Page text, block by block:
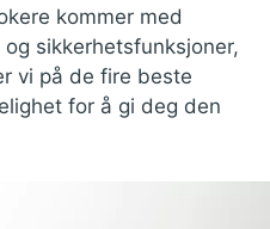
kommer med
sikkerhetsfunksjoner,
vi på de fire beste
for å gi deg den